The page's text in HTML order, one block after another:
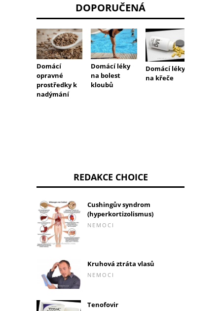
DOPORUČENÁ
Domácí
opravné
prostředky k
nadýmání
Domácí léky
na bolest
kloubů
Domácí léky
na křeče
REDAKCE CHOICE
Cushingův syndrom
(hyperkortizolismus)
NEMOCI
Kruhová ztráta vlasů
NEMOCI
Tenofovir